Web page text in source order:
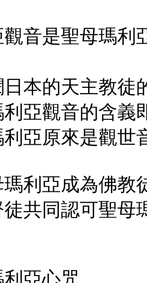
音是聖母瑪利
日本的天主教徒
亞觀音的含義
亞原來是觀世
瑪利亞成為佛教
共同認可聖母
亞心咒